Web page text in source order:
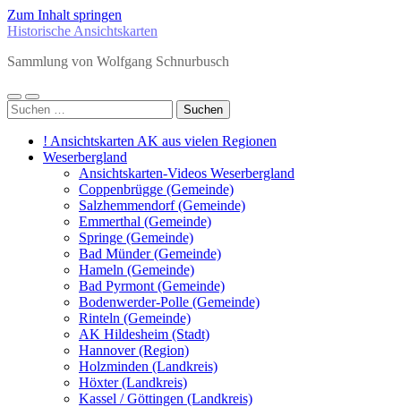
Zum Inhalt springen
Historische Ansichtskarten
Sammlung von Wolfgang Schnurbusch
Mobile-
Menü
Suchfeld
ein-/ausblenden
Suchen
nach:
! Ansichtskarten AK aus vielen Regionen
Weserbergland
Ansichtskarten-Videos Weserbergland
Coppenbrügge (Gemeinde)
Salzhemmendorf (Gemeinde)
Emmerthal (Gemeinde)
Springe (Gemeinde)
Bad Münder (Gemeinde)
Hameln (Gemeinde)
Bad Pyrmont (Gemeinde)
Bodenwerder-Polle (Gemeinde)
Rinteln (Gemeinde)
AK Hildesheim (Stadt)
Hannover (Region)
Holzminden (Landkreis)
Höxter (Landkreis)
Kassel / Göttingen (Landkreis)